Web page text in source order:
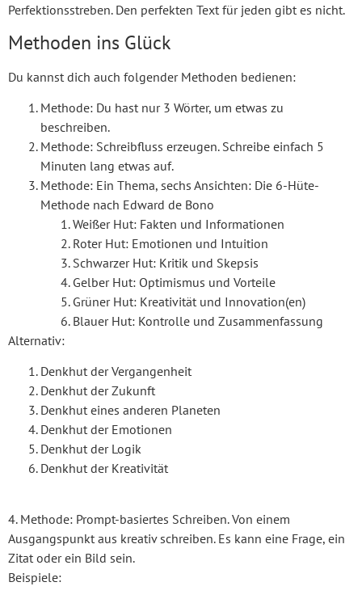
Perfektionsstreben. Den perfekten Text für jeden gibt es nicht.
Methoden ins Glück
Du kannst dich auch folgender Methoden bedienen:
Methode: Du hast nur 3 Wörter, um etwas zu
beschreiben.
Methode: Schreibfluss erzeugen. Schreibe einfach 5
Minuten lang etwas auf.
Methode: Ein Thema, sechs Ansichten: Die 6-Hüte-
Methode nach Edward de Bono
Weißer Hut: Fakten und Informationen
Roter Hut: Emotionen und Intuition
Schwarzer Hut: Kritik und Skepsis
Gelber Hut: Optimismus und Vorteile
Grüner Hut: Kreativität und Innovation(en)
Blauer Hut: Kontrolle und Zusammenfassung
Alternativ:
Denkhut der Vergangenheit
Denkhut der Zukunft
Denkhut eines anderen Planeten
Denkhut der Emotionen
Denkhut der Logik
Denkhut der Kreativität
4. Methode: Prompt-basiertes Schreiben. Von einem
Ausgangspunkt aus kreativ schreiben. Es kann eine Frage, ein
Zitat oder ein Bild sein.
Beispiele: